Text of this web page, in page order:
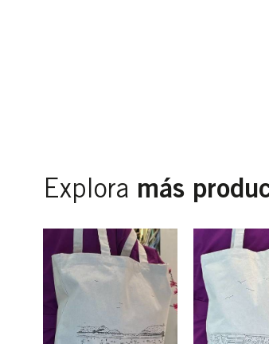
Explora más